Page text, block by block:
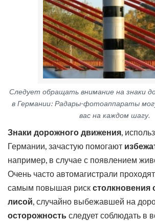
Следует обращать внимание на знаки
в Германии: Радары-фотоаппараты
вас на каждом шагу.
Знаки дорожного движения,
Германии, зачастую помогают
например, в случае с появлением
Очень часто автомагистрали
самым повышая риск столкновения
лисой, случайно выбежавшей на
осторожность следует соблюдать в